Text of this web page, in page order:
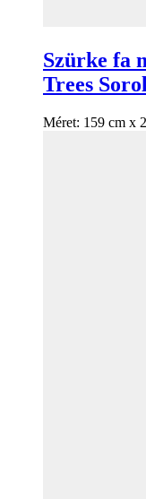
Szürke fa
Trees
Méret: 159 cm x